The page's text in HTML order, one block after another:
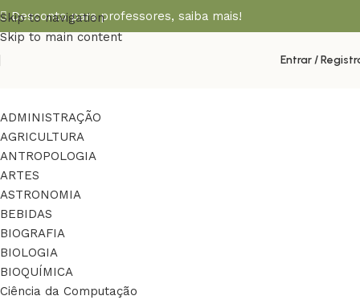
Skip to navigation
Skip to main content
Desconto para professores, saiba mais!
Entrar /
ADMINISTRAÇÃO
AGRICULTURA
ANTROPOLOGIA
ARTES
ASTRONOMIA
BEBIDAS
BIOGRAFIA
BIOLOGIA
BIOQUÍMICA
Ciência da Computação